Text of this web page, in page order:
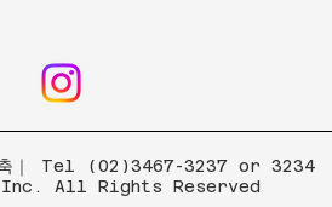
축｜ Tel (02)3467-3237 or 3234
Inc. All Rights Reserved